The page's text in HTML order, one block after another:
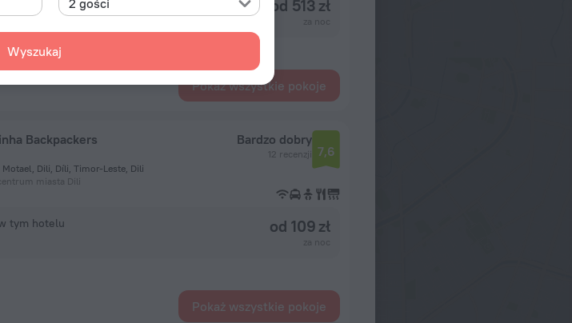
Wyszukaj
od 513 zł
Pokaż wszystkie pokoje
Backpackers
Motael, Dili, Díli, Timor-Leste, Dili
miasta Dili
Bardzo dobry
12 recenzji 7,6
tym hotelu od 109 zł
Pokaż wszystkie pokoje